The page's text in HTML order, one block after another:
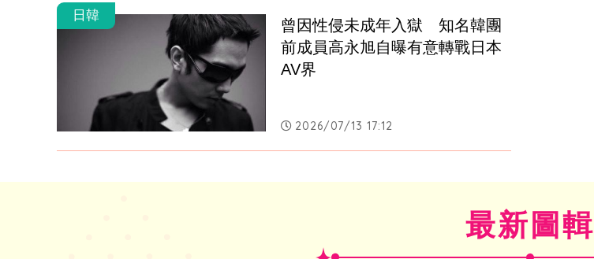
日韓
曾因性侵未成年入獄　知名韓團
前成員高永旭自曝有意轉戰日本
AV界
2026/07/13 17:12
最新圖輯